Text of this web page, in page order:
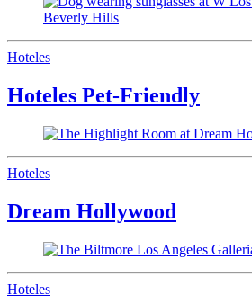
Hoteles
Hoteles Pet-Friendly
Hoteles
Dream Hollywood
Hoteles